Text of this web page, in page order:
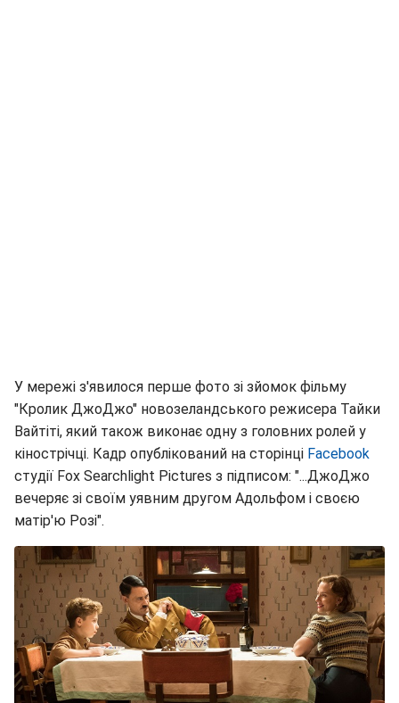
У мережі з'явилося перше фото зі зйомок фільму
"Кролик ДжоДжо" новозеландського режисера Тайки
Вайтіті, який також виконає одну з головних ролей у
кінострічці. Кадр опублікований на сторінці Facebook
студії Fox Searchlight Pictures з підписом: "...ДжоДжо
вечеряє зі своїм уявним другом Адольфом і своєю
матір'ю Розі".